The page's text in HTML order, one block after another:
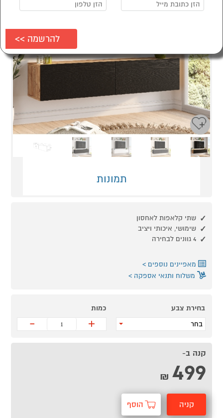
תמונות
שתי קלאפות לאחסון
שימושי, איכותי ויציב
4 גוונים לבחירה
מאפיינים נוספים
משלוח ותנאי אספקה
בחירת צבע
בחר
כמות
+
-
קנה ב-
499
₪
קניה הוסף